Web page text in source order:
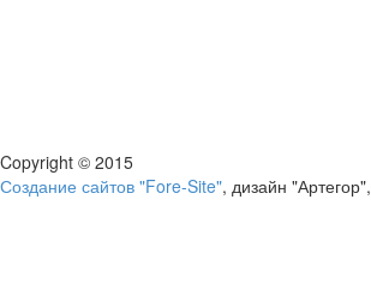
Copyright © 2015
Создание сайтов "Fore-Site", дизайн "Артегор",